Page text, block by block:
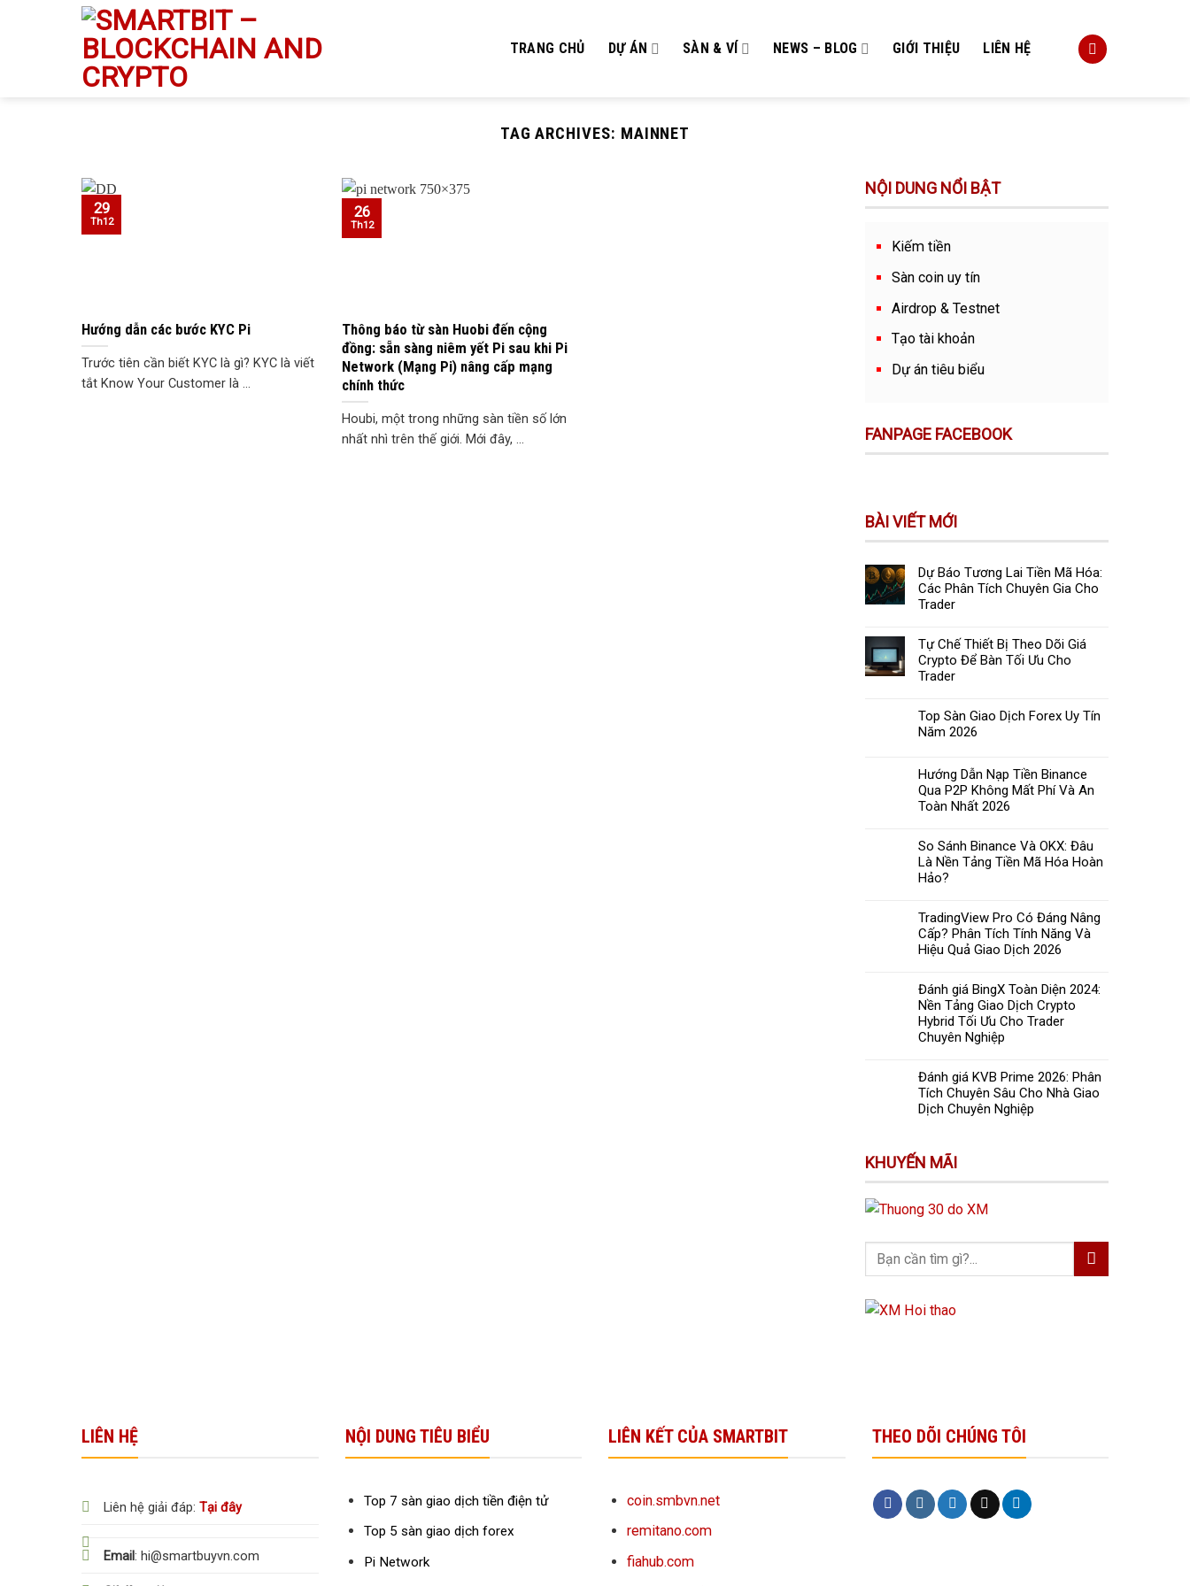
TRANG CHỦ DỰ ÁN SÀN & VÍ NEWS – BLOG GIỚI THIỆU LIÊN HỆ
TAG ARCHIVES: MAINNET
Hướng dẫn các bước KYC Pi
Trước tiên cần biết KYC là gì? KYC là viết
tắt Know Your Customer là ...
29
Th12
Thông báo từ sàn Huobi đến cộng
đồng: sẵn sàng niêm yết Pi sau khi Pi
Network (Mạng Pi) nâng cấp mạng
chính thức
Houbi, một trong những sàn tiền số lớn
nhất nhì trên thế giới. Mới đây, ...
26
Th12
NỘI DUNG NỔI BẬT
Kiếm tiền
Sàn coin uy tín
Airdrop & Testnet
Tạo tài khoản
Dự án tiêu biểu
FANPAGE FACEBOOK
BÀI VIẾT MỚI
Dự Báo Tương Lai Tiền Mã Hóa:
Các Phân Tích Chuyên Gia Cho
Trader
Tự Chế Thiết Bị Theo Dõi Giá
Crypto Để Bàn Tối Ưu Cho
Trader
Top Sàn Giao Dịch Forex Uy Tín
Năm 2026
Hướng Dẫn Nạp Tiền Binance
Qua P2P Không Mất Phí Và An
Toàn Nhất 2026
So Sánh Binance Và OKX: Đâu
Là Nền Tảng Tiền Mã Hóa Hoàn
Hảo?
TradingView Pro Có Đáng Nâng
Cấp? Phân Tích Tính Năng Và
Hiệu Quả Giao Dịch 2026
Đánh giá BingX Toàn Diện 2024:
Nền Tảng Giao Dịch Crypto
Hybrid Tối Ưu Cho Trader
Chuyên Nghiệp
Đánh giá KVB Prime 2026: Phân
Tích Chuyên Sâu Cho Nhà Giao
Dịch Chuyên Nghiệp
KHUYẾN MÃI
LIÊN HỆ
Liên hệ giải đáp: Tại đây
Email: hi@smartbuyvn.com
NỘI DUNG TIÊU BIỂU
Top 7 sàn giao dịch tiền điện tử
Top 5 sàn giao dịch forex
Pi Network
LIÊN KẾT CỦA SMARTBIT
coin.smbvn.net
remitano.com
fiahub.com
THEO DÕI CHÚNG TÔI